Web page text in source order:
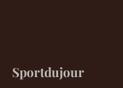
Sportdujour